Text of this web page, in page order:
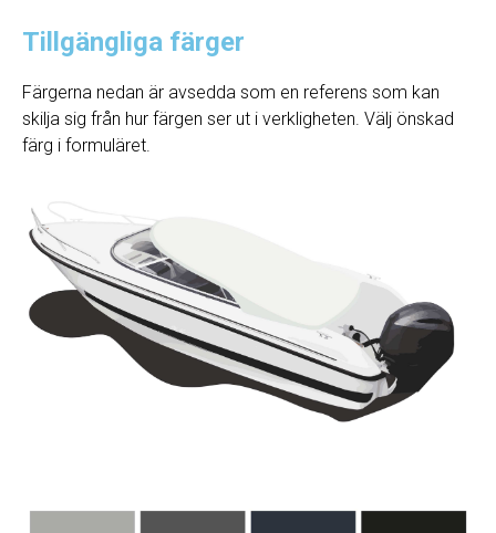
Tillgängliga färger
Färgerna nedan är avsedda som en referens som kan
skilja sig från hur färgen ser ut i verkligheten. Välj önskad
färg i formuläret.